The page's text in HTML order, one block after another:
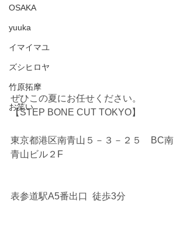
OSAKA
yuuka
イマイマユ
ズシヒロヤ
竹原拓摩
お笑い
ぜひこの夏にお任せください。
【STEP BONE CUT TOKYO】
東京都港区南青山５－３－２５　BC南
青山ビル２F
表参道駅A5番出口  徒歩3分